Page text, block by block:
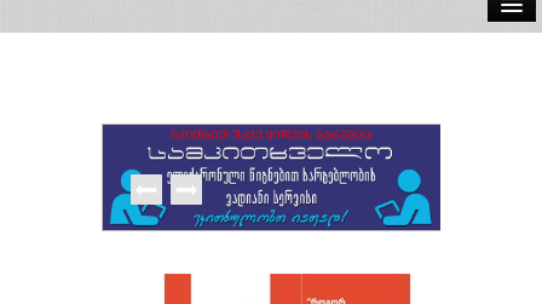
გამომცემლობები